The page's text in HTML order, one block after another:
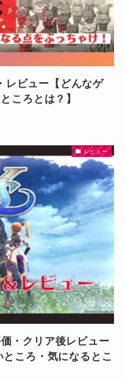
レビュー【どんなゲ
ころとは？】
レビュー
・クリア後レビュー
ところ・気になるとこ